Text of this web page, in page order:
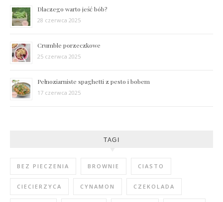
Dlaczego warto jeść bób?
28 czerwca 2025
Crumble porzeczkowe
25 czerwca 2025
Pełnoziarniste spaghetti z pesto i bobem
17 czerwca 2025
TAGI
BEZ PIECZENIA BROWNIE CIASTO
CIECIERZYCA CYNAMON CZEKOLADA